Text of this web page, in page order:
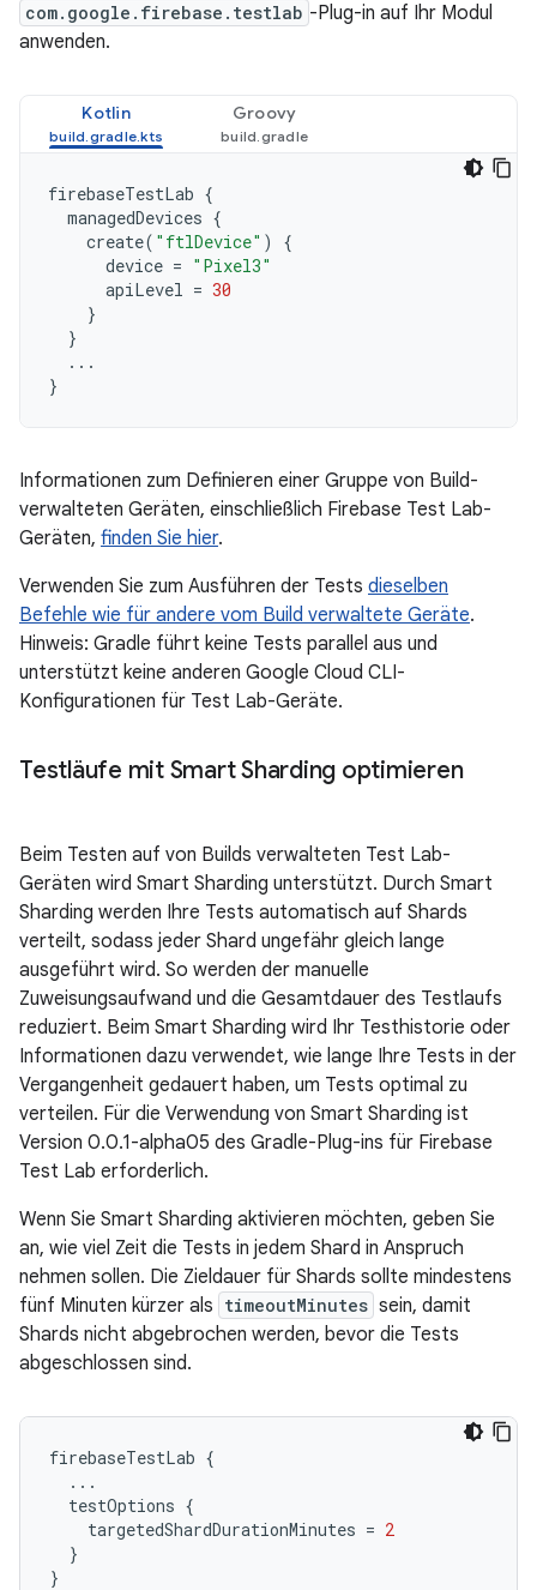
com.google.firebase.testlab -Plug-in auf Ihr Modul
anwenden.
Kotlin Groovy
firebaseTestLab {
managedDevices {
create( "ftlDevice" )
{
device = "Pixel3"
apiLevel = 30
}
}
...
}
Informationen zum Definieren einer Gruppe von Build-
verwalteten Geräten, einschließlich Firebase Test Lab-
Geräten, finden Sie hier.
Verwenden Sie zum Ausführen der Tests dieselben
Befehle wie für andere vom Build verwaltete Geräte.
Hinweis: Gradle führt keine Tests parallel aus und
unterstützt keine anderen Google Cloud CLI-
Konfigurationen für Test Lab-Geräte.
Testläufe mit Smart Sharding optimieren
Beim Testen auf von Builds verwalteten Test Lab-
Geräten wird Smart Sharding unterstützt. Durch Smart
Sharding werden Ihre Tests automatisch auf Shards
verteilt, sodass jeder Shard ungefähr gleich lange
ausgeführt wird. So werden der manuelle
Zuweisungsaufwand und die Gesamtdauer des Testlaufs
reduziert. Beim Smart Sharding wird Ihr Testhistorie oder
Informationen dazu verwendet, wie lange Ihre Tests in der
Vergangenheit gedauert haben, um Tests optimal zu
verteilen. Für die Verwendung von Smart Sharding ist
Version 0.0.1-alpha05 des Gradle-Plug-ins für Firebase
Test Lab erforderlich.
Wenn Sie Smart Sharding aktivieren möchten, geben Sie
an, wie viel Zeit die Tests in jedem Shard in Anspruch
nehmen sollen. Die Zieldauer für Shards sollte mindestens
fünf Minuten kürzer als timeoutMinutes sein, damit
Shards nicht abgebrochen werden, bevor die Tests
abgeschlossen sind.
firebaseTestLab {
...
testOptions {
targetedShardDurationMinutes = 2
}
}